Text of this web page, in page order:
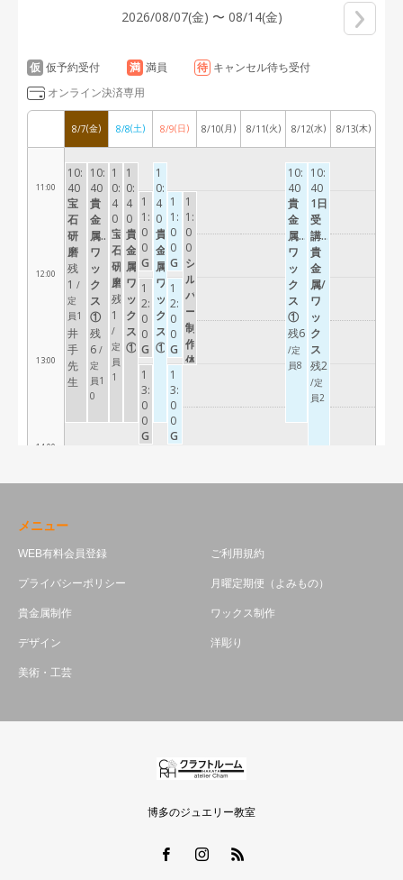
メニュー
WEB有料会員登録 ご利用規約
プライバシーポリシー 月曜定期便（よみもの）
貴金属制作 ワックス制作
デザイン 洋彫り
美術・工芸
博多のジュエリー教室